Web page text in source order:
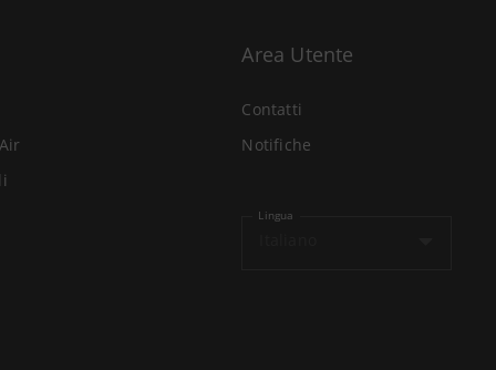
Area Utente
Contatti
Notifiche
Lingua